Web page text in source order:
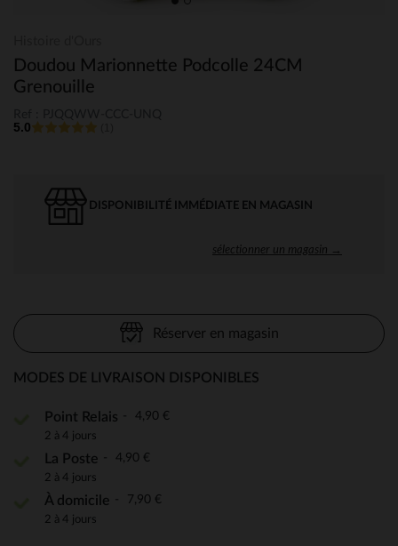
Doudou Marionnette Podcolle 24CM
Grenouille
5.0
DISPONIBILITÉ IMMÉDIATE EN MAGASIN
sélectionner un magasin →
Réserver en magasin
MODES DE LIVRAISON DISPONIBLES
Point Relais 4,90 €
2 à 4 jours
La Poste 4,90 €
2 à 4 jours
À domicile 7,90 €
2 à 4 jours